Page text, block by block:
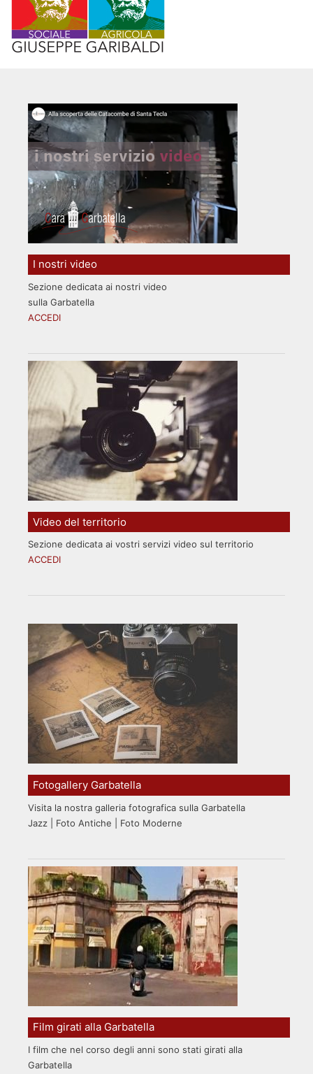
I nostri video
Sezione dedicata ai nostri video
sulla Garbatella
ACCEDI
Video del territorio
Sezione dedicata ai vostri servizi video sul territorio
ACCEDI
Fotogallery Garbatella
Visita la nostra galleria fotografica sulla Garbatella
Jazz | Foto Antiche | Foto Moderne
Film girati alla Garbatella
I film che nel corso degli anni sono stati girati alla
Garbatella